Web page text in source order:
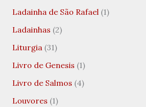
Ladainha de São Rafael(1)
Ladainhas (2)
Liturgia(31)
Livro de Genesis (1)
Livro de Salmos (4)
Louvores (1)